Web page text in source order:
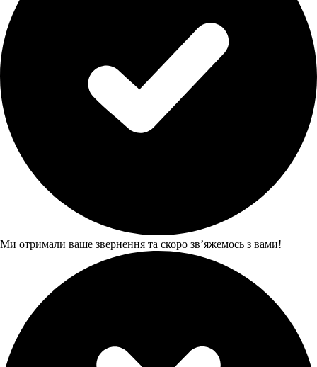
Ми отримали ваше звернення та скоро звʼяжемось з вами!